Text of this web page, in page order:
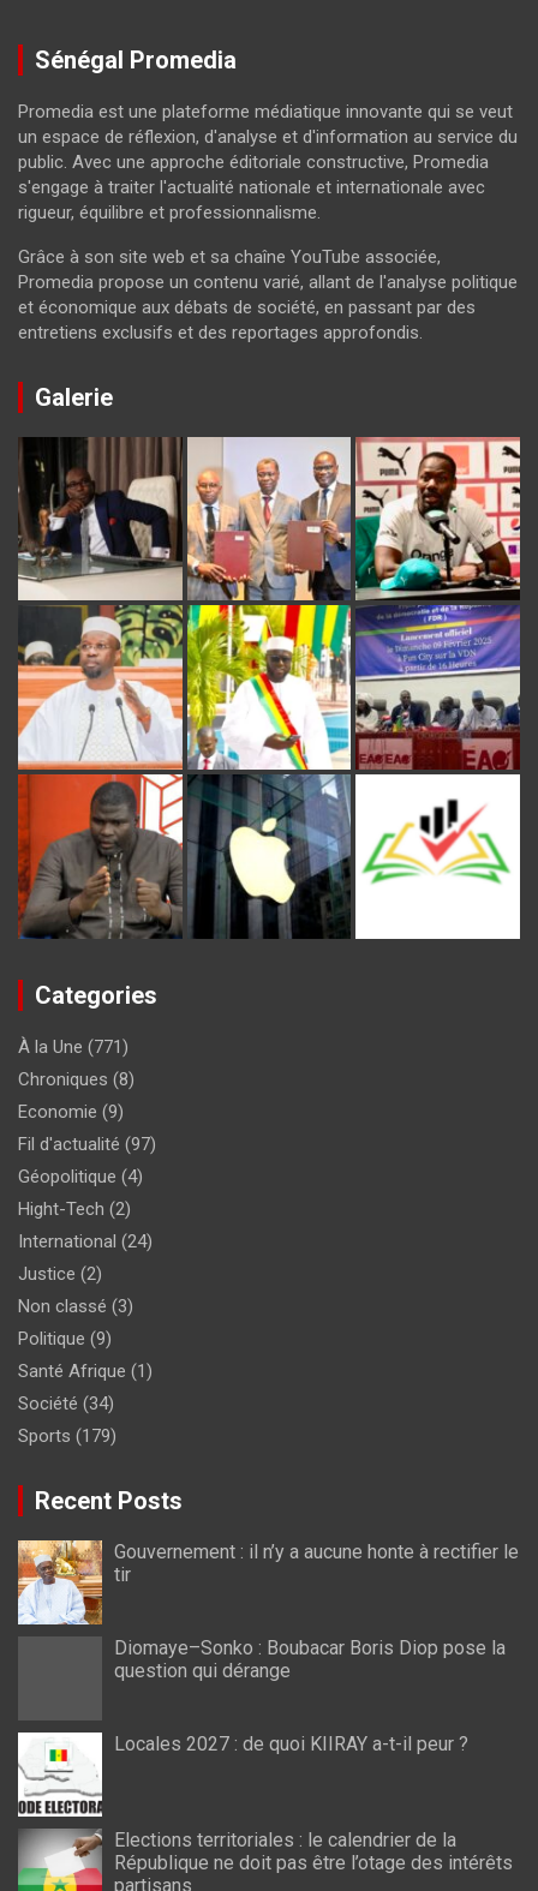
Sénégal Promedia
Promedia est une plateforme médiatique innovante qui se veut
un espace de réflexion, d'analyse et d'information au service du
public. Avec une approche éditoriale constructive, Promedia
s'engage à traiter l'actualité nationale et internationale avec
rigueur, équilibre et professionnalisme.
Grâce à son site web et sa chaîne YouTube associée,
Promedia propose un contenu varié, allant de l'analyse politique
et économique aux débats de société, en passant par des
entretiens exclusifs et des reportages approfondis.
Galerie
Categories
À la Une (771)
Chroniques (8)
Economie (9)
Fil d'actualité (97)
Géopolitique (4)
Hight-Tech (2)
International (24)
Justice (2)
Non classé (3)
Politique (9)
Santé Afrique (1)
Société (34)
Sports (179)
Recent Posts
Gouvernement : il n’y a aucune honte à rectifier le
tir
Diomaye–Sonko : Boubacar Boris Diop pose la
question qui dérange
Locales 2027 : de quoi KIIRAY a-t-il peur ?
Elections territoriales : le calendrier de la
République ne doit pas être l’otage des intérêts
partisans